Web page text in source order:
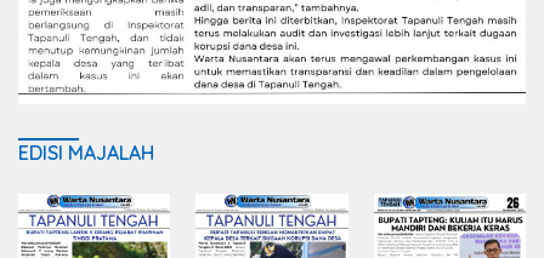
EDISI MAJALAH